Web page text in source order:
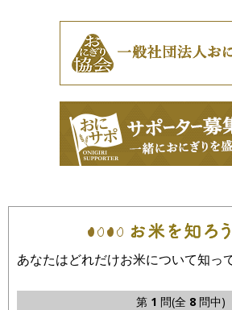
あなたはどれだけお米について知っ
第 1 問(全 8問中)